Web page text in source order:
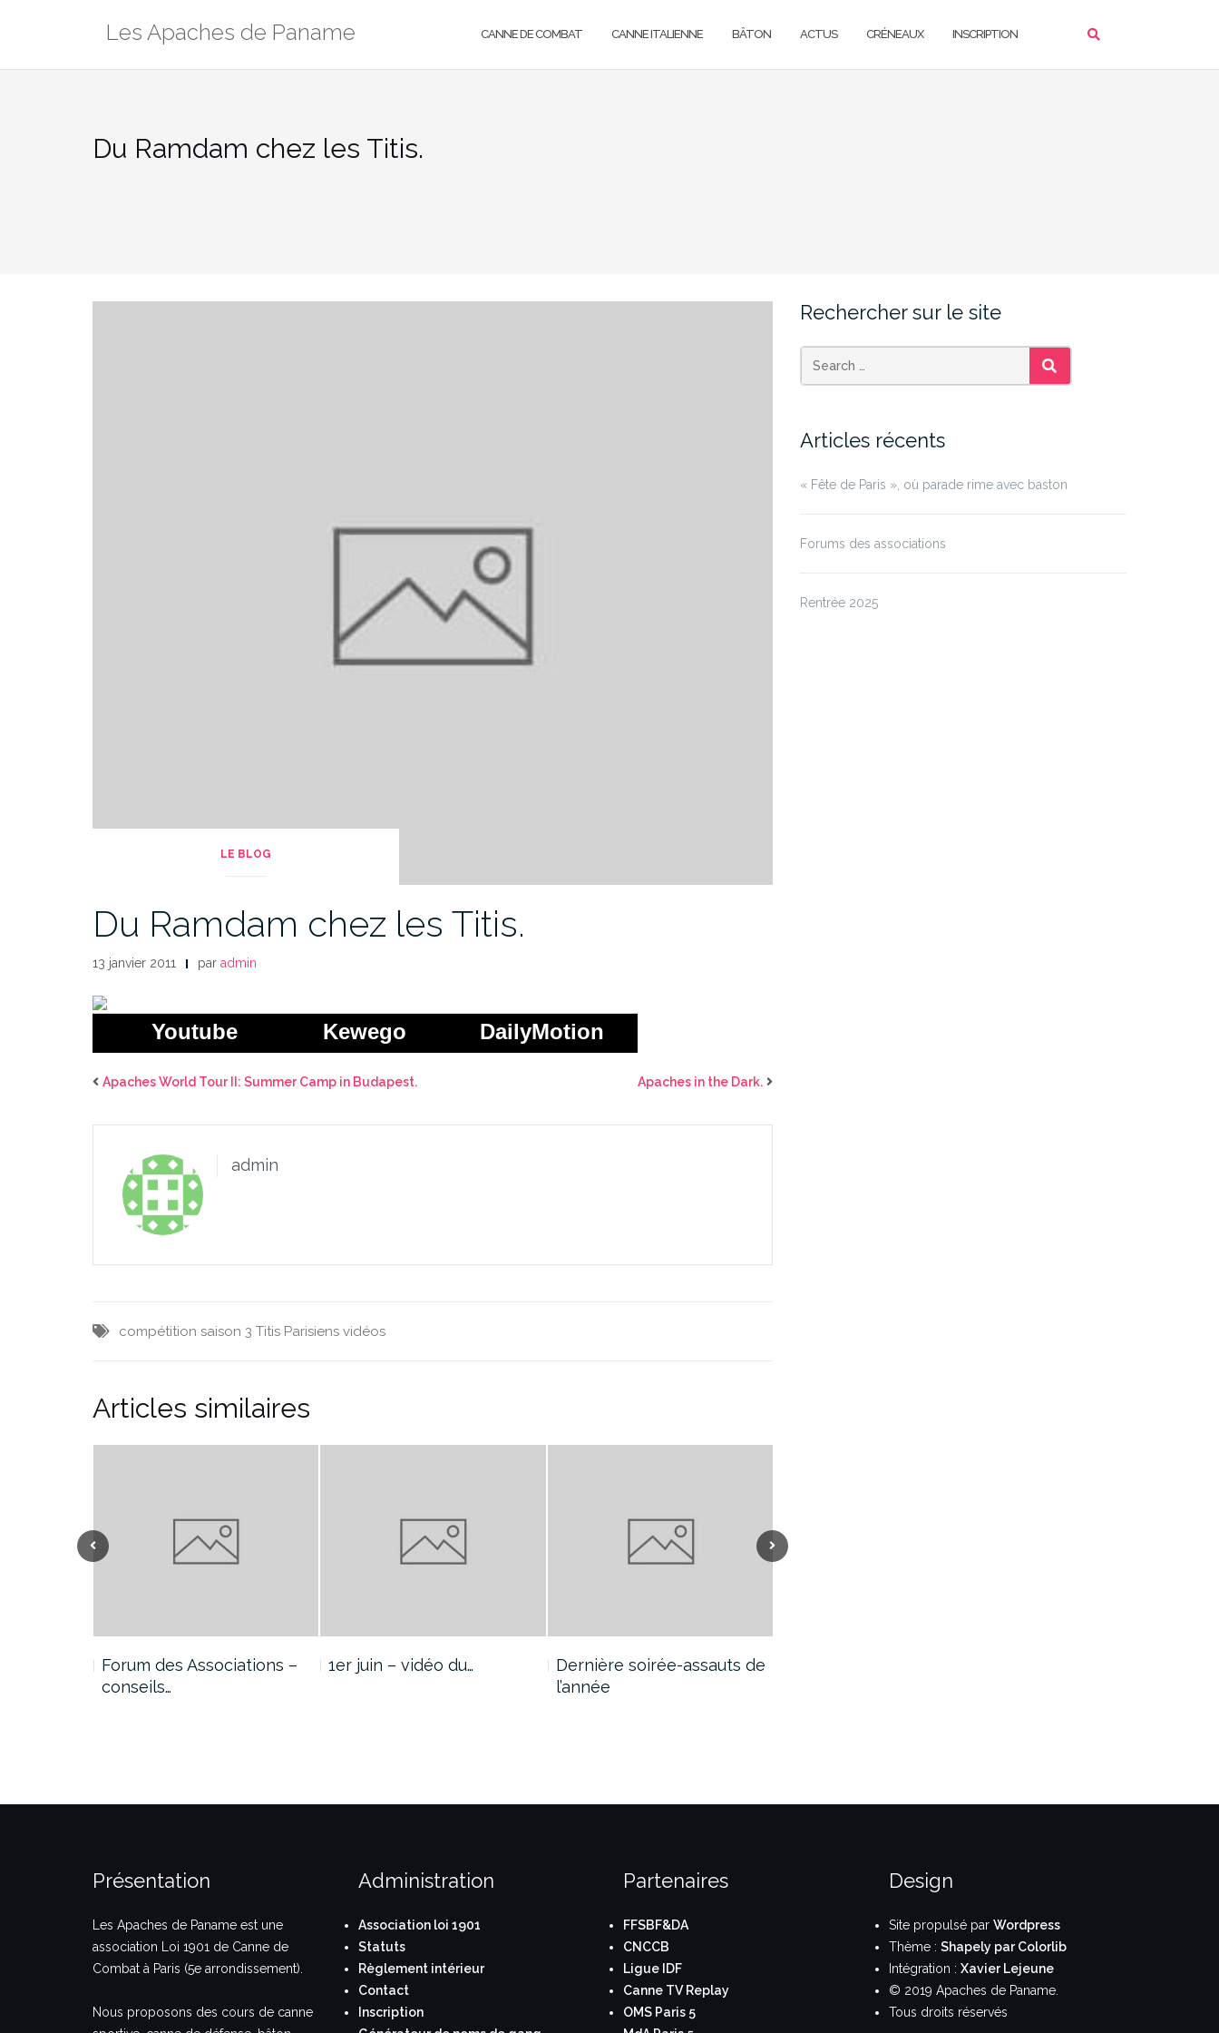
Les Apaches de Paname CANNE DE COMBAT CANNE ITALIENNE BÂTON ACTUS CRÉNEAUX INSCRIPTION
Du Ramdam chez les Titis.
LE BLOG
Du Ramdam chez les Titis.
13 janvier 2011 par admin
Youtube Kewego DailyMotion
Apaches World Tour II: Summer Camp in Budapest. Apaches in the Dark.
admin
compétition saison 3 Titis Parisiens vidéos
Articles similaires
Forum des Associations –
conseils…
1er juin – vidéo du…
Dernière soirée-assauts de
l’année
Rechercher sur le site
SEARCH
Articles récents
« Fête de Paris », où parade rime avec baston
Forums des associations
Rentrée 2025
Présentation
Les Apaches de Paname est une
association Loi 1901 de Canne de
Combat à Paris (5e arrondissement).
Nous proposons des cours de canne
Administration
Association loi 1901
Statuts
Règlement intérieur
Contact
Inscription
Partenaires
FFSBF&DA
CNCCB
Ligue IDF
Canne TV Replay
OMS Paris 5
Design
Site propulsé par Wordpress
Thème : Shapely par Colorlib
Intégration : Xavier Lejeune
© 2019 Apaches de Paname.
Tous droits réservés